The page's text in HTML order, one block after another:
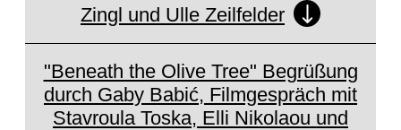
Set cookie to view
Zingl und Ulle Zeilfelder
"Beneath the Olive Tree" Begrüßung
durch Gaby Babić, Filmgespräch mit
Stavroula Toska, Elli Nikolaou und